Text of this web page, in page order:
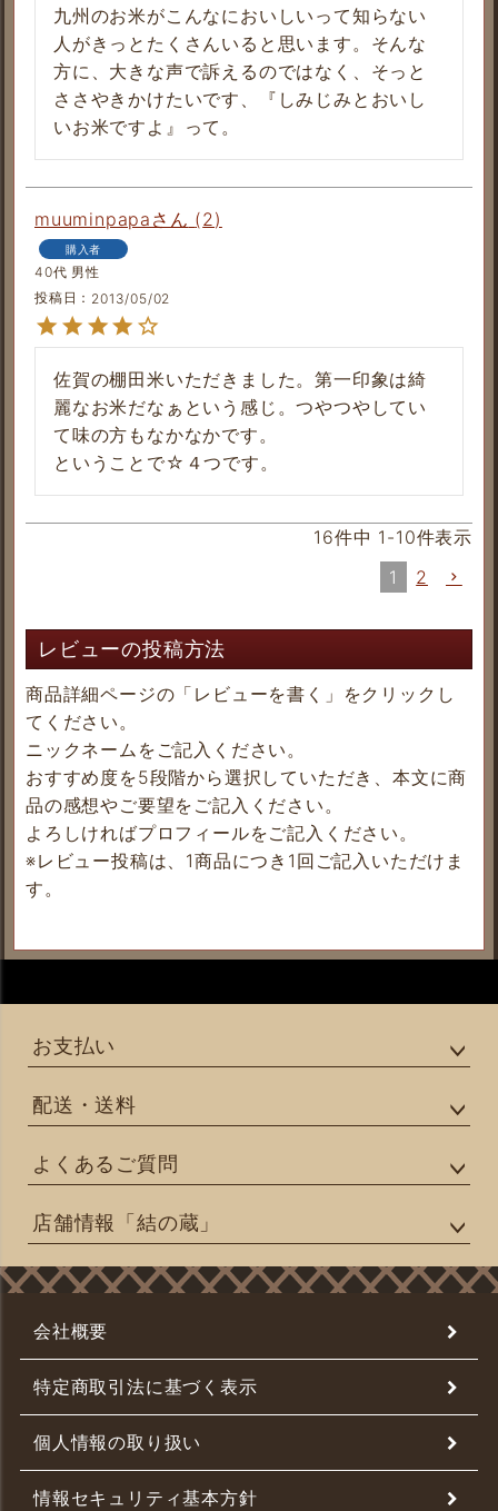
九州のお米がこんなにおいしいって知らない
人がきっとたくさんいると思います。そんな
方に、大きな声で訴えるのではなく、そっと
ささやきかけたいです、『しみじみとおいし
いお米ですよ』って。
muuminpapa 2
購入者
40代 男性
投稿日
2013/05/02
佐賀の棚田米いただきました。第一印象は綺
麗なお米だなぁという感じ。つやつやしてい
て味の方もなかなかです。
ということで☆４つです。
16件中 1 -10件表示
1
2
レビューの投稿方法
商品詳細ページの「レビューを書く」をクリックし
てください。
ニックネームをご記入ください。
おすすめ度を5段階から選択していただき、本文に商
品の感想やご要望をご記入ください。
よろしければプロフィールをご記入ください。
※レビュー投稿は、1商品につき1回ご記入いただけま
す。
お支払い
配送・送料
よくあるご質問
店舗情報「結の蔵」
会社概要
特定商取引法に基づく表示
個人情報の取り扱い
情報セキュリティ基本方針